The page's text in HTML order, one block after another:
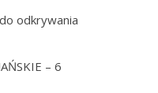
odkrywania
– 6